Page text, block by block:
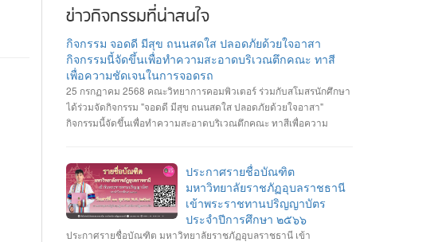
ข่าวกิจกรรมที่น่าสนใจ
กิจกรรม จอดดี มีสุข ถนนสดใส ปลอดภัยด้วยใจอาสา
กิจกรรมนี้จัดขึ้นเพื่อทำความสะอาดบริเวณตึกคณะ ทาสี
เพื่อความชัดเจนในการจอดรถ
25 กรกฏาคม 2568 คณะวิทยาการคอมพิวเตอร์ ร่วมกับสโมสรนักศึกษา
ได้ร่วมจัดกิจกรรม "จอดดี มีสุข ถนนสดใส ปลอดภัยด้วยใจอาสา"
กิจกรรมนี้จัดขึ้นเพื่อทำความสะอาดบริเวณตึกคณะ ทาสีเพื่อความ
ประกาศรายชื่อบัณฑิต
มหาวิทยาลัยราชภัฏอุบลราชธานี
เข้าพระราชทานปริญญาบัตร
ประจำปีการศึกษา ๒๕๖๖
ประกาศรายชื่อบัณฑิต มหาวิทยาลัยราชภัฏอุบลราชธานี เข้า